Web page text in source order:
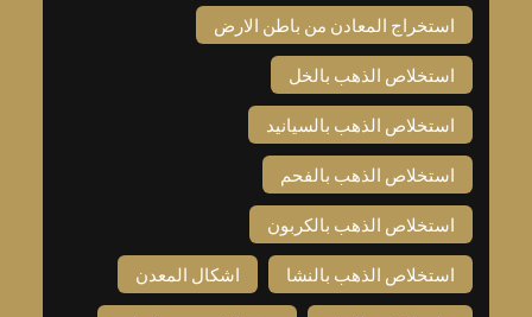
استخراج المعادن من باطن الارض
استخلاص الذهب بالخل
استخلاص الذهب بالسيانيد
استخلاص الذهب بالفحم
استخلاص الذهب بالكربون
استخلاص الذهب بالنشا اشكال المعدن